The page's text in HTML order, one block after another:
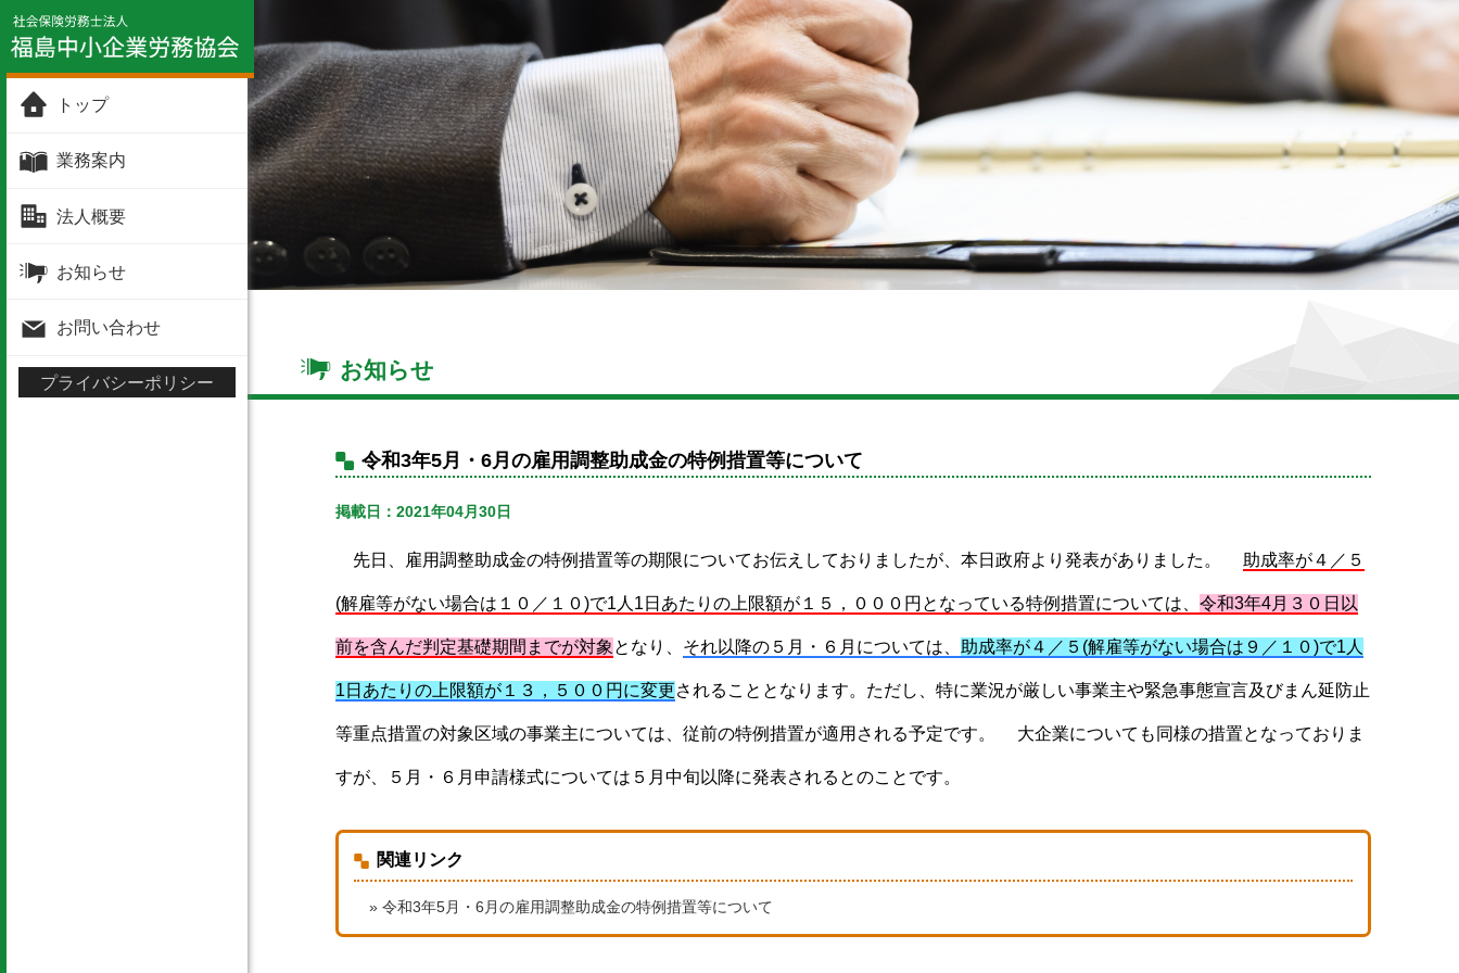
トップ
業務案内
法人概要
お知らせ
お問い合わせ
プライバシーポリシー お知らせ
令和3年5月・6月の雇用調整助成金の特例措置等について
掲載日：2021年04月30日
先日、雇用調整助成金の特例措置等の期限についてお伝えしておりましたが、本日政府より発表がありました。 助成率が４／５
(解雇等がない場合は１０／１０)で1人1日あたりの上限額が１５，０００円となっている特例措置については、令和3年4月３０日以
前を含んだ判定基礎期間までが対象 となり、 それ以降の５月・６月については、 助成率が４／５(解雇等がない場合は９／１０)で1人
1日あたりの上限額が１３，５００円に変更されることとなります。ただし、特に業況が厳しい事業主や緊急事態宣言及びまん延防止
等重点措置の対象区域の事業主については、従前の特例措置が適用される予定です。 大企業についても同様の措置となっておりま
すが、５月・６月申請様式については５月中旬以降に発表されるとのことです。
関連リンク
» 令和3年5月・6月の雇用調整助成金の特例措置等について